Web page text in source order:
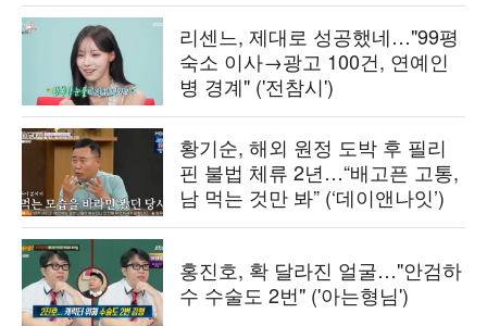
리센느, 제대로 성공했네…"99평
숙소 이사→광고 100건, 연예인
병 경계" ('전참시')
황기순, 해외 원정 도박 후 필리
핀 불법 체류 2년…“배고픈 고통,
남 먹는 것만 봐” (‘데이앤나잇’)
홍진호, 확 달라진 얼굴…"안검하
수 수술도 2번" ('아는형님')